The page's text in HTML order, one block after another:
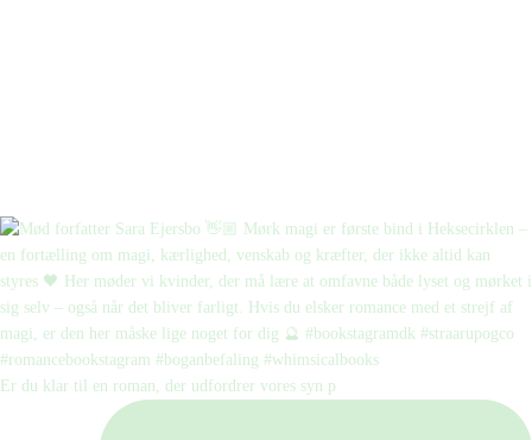
Er du klar til en roman, der udfordrer vores syn p